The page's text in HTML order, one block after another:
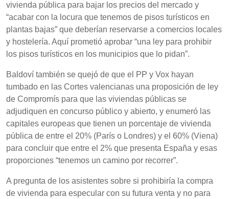
vivienda pública para bajar los precios del mercado y
“acabar con la locura que tenemos de pisos turísticos en
plantas bajas” que deberían reservarse a comercios locales
y hostelería. Aquí prometió aprobar “una ley para prohibir
los pisos turísticos en los municipios que lo pidan”.
Baldoví también se quejó de que el PP y Vox hayan
tumbado en las Cortes valencianas una proposición de ley
de Compromís para que las viviendas públicas se
adjudiquen en concurso público y abierto, y enumeró las
capitales europeas que tienen un porcentaje de vivienda
pública de entre el 20% (París o Londres) y el 60% (Viena)
para concluir que entre el 2% que presenta España y esas
proporciones “tenemos un camino por recorrer”.
A pregunta de los asistentes sobre si prohibiría la compra
de vivienda para especular con su futura venta y no para